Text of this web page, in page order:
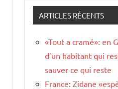
ARTICLES RÉCENTS
«Tout a cramé»: en
d’un habitant qui
sauver ce qui reste
France: Zidane